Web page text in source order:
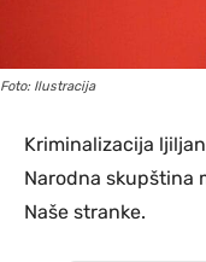
Foto: Ilustracija
Kriminalizacija
Narodna skupština
Naše stranke.